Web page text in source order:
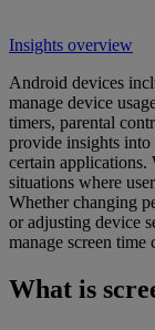
Insights overview
Android devices
manage device
timers, parental
provide insights into
certain applications.
situations where
Whether changing
or adjusting device
manage screen time
What is